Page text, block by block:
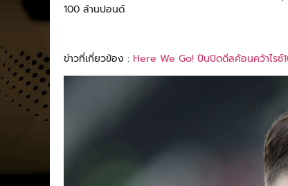
100 ล้านปอนด์
ข่าวที่เกี่ยวข้อง : Here We Go! ปืนปิดดีลค้อนคว้าไรซ์